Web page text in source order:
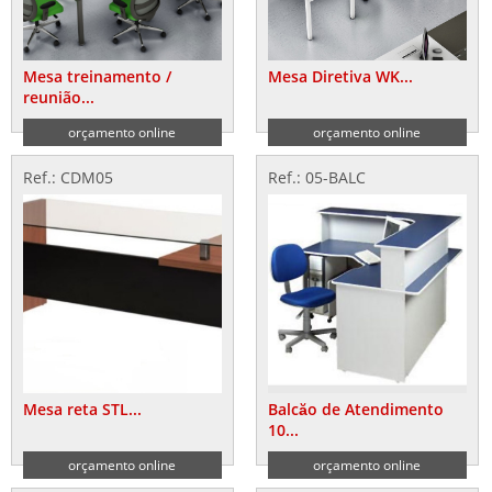
Mesa treinamento /
reunião...
orçamento online
Mesa Diretiva WK...
orçamento online
Ref.: CDM05
Mesa reta STL...
orçamento online
Ref.: 05-BALC
Balcăo de Atendimento
10...
orçamento online